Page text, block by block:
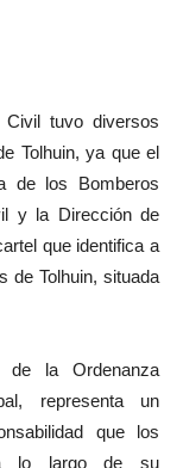
tuvo diversos
Tolhuin, ya que el
de los Bomberos
y la Dirección de
que identifica a
de Tolhuin, situada
de la Ordenanza
representa un
que los
a lo largo de su